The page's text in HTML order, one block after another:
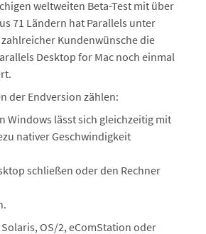
weltweiten Beta-Test mit über
71 Ländern hat Parallels unter
Kundenwünsche die
Desktop for Mac noch einmal
der Endversion zählen:
Windows lässt sich gleichzeitig mit
nativer Geschwindigkeit
schließen oder den Rechner
Solaris, OS/2, eComStation oder